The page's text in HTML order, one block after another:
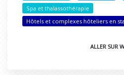
Spa et thalassothérapie
Hôtels et complexes hôteliers en
ALLER SUR